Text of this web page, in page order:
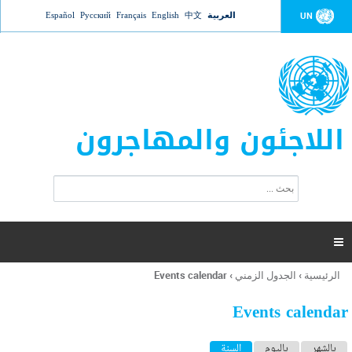
Jump to navigation UN العربية 中文
English
Français
Русский
Español
اللاجئون والمهاجرون
ت
ر
ل
ح
ب

أنت
هنا
الرئيسية › الجدول الزمني ›
Events calendar
Events calendar